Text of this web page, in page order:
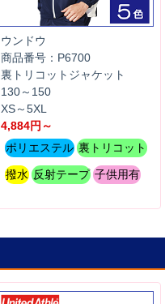
ウンドウ
商品番号：P6700
裏トリコットジャケット
130～150
XS～5XL
4,884円～
ポリエステル 裏トリコット
撥水 反射テープ 子供用有